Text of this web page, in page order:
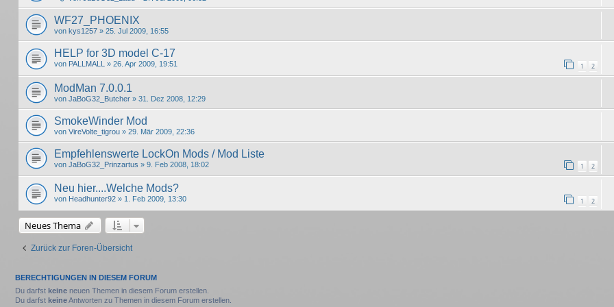
WF27_PHOENIX
von kys1257 » 25. Jul 2009, 16:55
HELP for 3D model C-17
von PALLMALL » 26. Apr 2009, 19:51 1 2
ModMan 7.0.0.1
von JaBoG32_Butcher » 31. Dez 2008, 12:29
SmokeWinder Mod
von VireVolte_tigrou » 29. Mär 2009, 22:36
Empfehlenswerte LockOn Mods / Mod Liste
von JaBoG32_Prinzartus » 9. Feb 2008, 18:02 1 2
Neu hier....Welche Mods?
von Headhunter92 » 1. Feb 2009, 13:30 1 2
Neues Thema
Zurück zur Foren-Übersicht
BERECHTIGUNGEN IN DIESEM FORUM
Du darfst keine neuen Themen in diesem Forum erstellen.
Du darfst keineAntworten zu Themen in diesem Forum erstellen.